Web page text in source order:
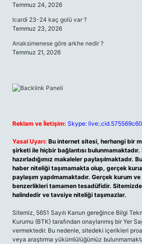
Temmuz 24, 2026
Icardi 23-24 kaç golü var ?
Temmuz 23, 2026
Anaksimenese göre arkhe nedir ?
Temmuz 21, 2026
Reklam ve İletişim: Skype:
Yasal Uyarı: Bu internet sitesi, herhangi bir
şirketi ile hiçbir bağlantısı
hazırladığımız makaleler paylaşılmaktadır.
haber niteliği taşımamakta olup, gerçek
paylaşım yapılmamaktadır. Gerçek kurum
benzerlikleri tamamen tesadüfidir.
halindedir ve tavsiye niteliği taşımazlar.
Sitemiz, 5651 Sayılı Kanun gereğince Bilgi
Kurumu (BTK) tarafından onaylanmış bir Yer
vermektedir. Bu nedenle, sitedeki içerikleri
veya araştırma yükümlülüğümüz